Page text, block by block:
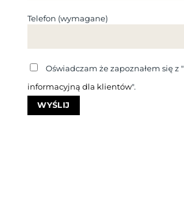
Telefon (wymagane)
Oświadczam że zapoznałem się z "
informacyjną dla klientów".